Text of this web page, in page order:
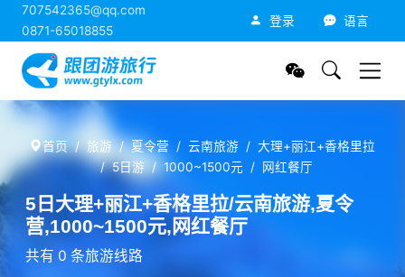
707542365@qq.com
0871-65018855
登录 语言
首页 旅游 夏令营 云南旅游
大理+丽江+香格里拉
5日游
1000~1500元 网红餐厅
5日大理+丽江+香格里拉/云南旅游,夏令
营,1000~1500元,网红餐厅
共有 0 条旅游线路